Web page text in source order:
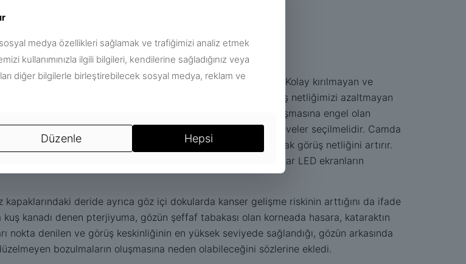
gerekir” dedi.
Dr. Ertürk şunları söyledi:
uluslararası normlara (EN, ANSI, TSE) uygun olmalıdır. Kolay kırılmayan ve
kırılarak göze zarar verebilir. Araç kullanırken görüş netliğimizi azaltmayan
büyüklüğü ve sapların kalınlığı UV’nin göze ulaşmasına engel olan
yanlardan da UV’nin girişine engel olacak kalınlıkta çerçeveler seçilmelidir. Camda
Polarize filtre sadece yüzeyden yansıyan ışınları tutarak görüş netliğini artırır.
kullanan pilotlara tavsiye edilmez. Çünkü polarize filtreli camlar LED ekranların
kapaklarındaki deride ayrıca göz içi dokularda kanser gelişme riskinin arttığını da ifade
kuş kanadı denen pterjiyuma, gözün şeffaf tabakası olan korneada hasara, kataraktın
nokta denilen ve görüş keskinliğinin en yüksek seviyede sağlandığı, gözün arkasında
bozulmaların oluşmasına neden olabileceğini sözlerine ekledi.
medya özellikleri sağlamak ve trafiğimizi analiz etmek
kullanımınızla ilgili bilgileri, kendilerine sağladığınız veya
diğer bilgilerle birleştirebilecek sosyal medya, reklam ve
Düzenle Hepsi